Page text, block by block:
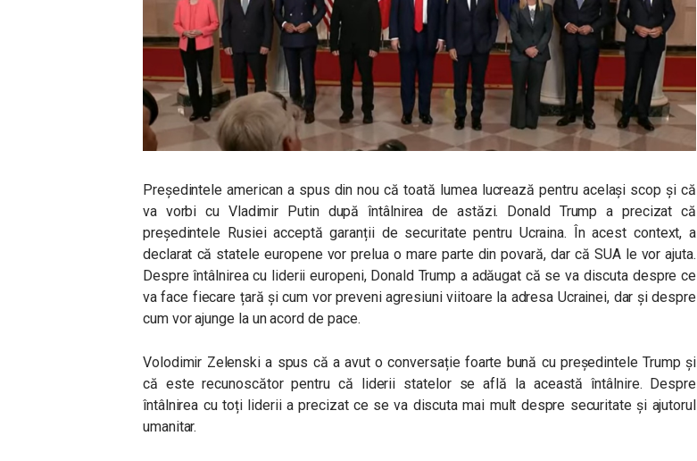
Președintele american a spus din nou că toată lumea lucrează pentru același scop și că
va vorbi cu Vladimir Putin după întâlnirea de astăzi. Donald Trump a precizat că
președintele Rusiei acceptă garanții de securitate pentru Ucraina. În acest context, a
declarat că statele europene vor prelua o mare parte din povară, dar că SUA le vor ajuta.
Despre întâlnirea cu liderii europeni, Donald Trump a adăugat că se va discuta despre ce
va face fiecare țară și cum vor preveni agresiuni viitoare la adresa Ucrainei, dar și despre
cum vor ajunge la un acord de pace.
Volodimir Zelenski a spus că a avut o conversație foarte bună cu președintele Trump și
că este recunoscător pentru că liderii statelor se află la această întâlnire. Despre
întâlnirea cu toți liderii a precizat ce se va discuta mai mult despre securitate și ajutorul
umanitar.